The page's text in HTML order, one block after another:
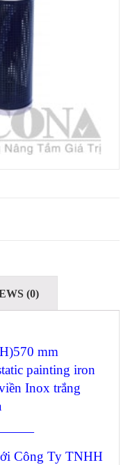
(0)
mm
painting iron
Inox trắng
Công Ty TNHH